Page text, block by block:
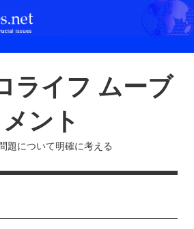
ライフ ムーブ
メント
題について明確に考える